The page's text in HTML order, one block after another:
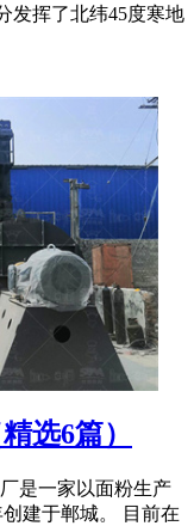
发挥了北纬45度寒地
选6篇）
是一家以面粉生产
建于郸城。 目前在